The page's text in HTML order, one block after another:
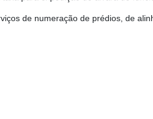
de numeração de prédios, de